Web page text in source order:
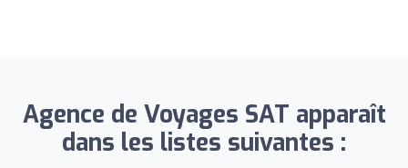
Agence de Voyages SAT apparaît
dans les listes suivantes :